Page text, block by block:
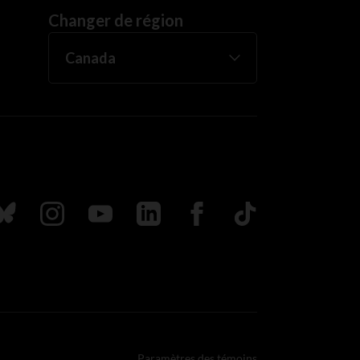
Changer de région
nous sur Bluesky
Suivez nous sur Instagram
Suivez nous sur Youtube
Suivez nous sur LinkedIn
Suivez nous sur
TikTok